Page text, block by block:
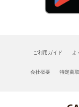
ご利用ガイド よ
会社概要 特定商